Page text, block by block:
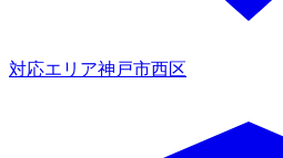
対応エリア神戸市西区